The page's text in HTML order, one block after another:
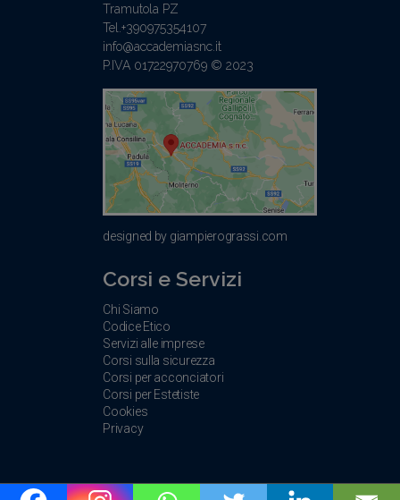
Tramutola PZ
Tel.+390975354107
info@accademiasnc.it
P.IVA 01722970769 © 2023
designed by giampierograssi.com
Corsi e Servizi
Chi Siamo
Codice Etico
Servizi alle imprese
Corsi sulla sicurezza
Corsi per acconciatori
Corsi per Estetiste
Cookies
Privacy